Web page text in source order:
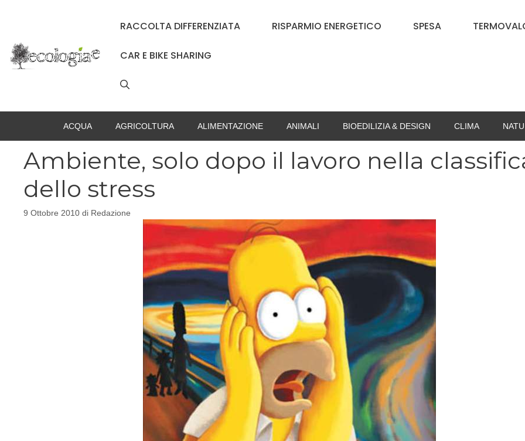
RACCOLTA DIFFERENZIATA RISPARMIO ENERGETICO SPESA
CAR E BIKE SHARING
ACQUA AGRICOLTURA ALIMENTAZIONE ANIMALI BIOEDILIZIA & DESIGN CLIMA
Ambiente, solo dopo il lavoro nella
dello stress
9 Ottobre 2010 di Redazione